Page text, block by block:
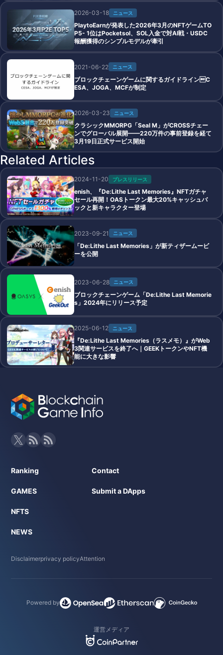
2026-03-18 ニュース
PlaytoEarnが発表した2026年3月のNFTゲームTO
P5- 1位はPocketsol、SOL入金で対AI戦・USDC
報酬獲得のシンプルモデルが牽引
2021-06-22 ニュース
ブロックチェーンゲームに関するガイドラインC
ESA、JOGA、MCFが制定
2026-03-23 ニュース
クラシックMMORPG「Seal M」がCROSSチェー
ンでグローバル展開——220万件の事前登録を経て
3月19日正式サービス開始
Related Articles
2024-11-20 プレスリリース
enish、『De:Lithe Last Memories』NFTガチャ
セール再開！OASトークン最大20%キャッシュバ
ックと新キャラクター登場
2023-09-21 ニュース
「De:Lithe Last Memories」が新ティザームービ
ーを公開
2023-06-28 ニュース
ブロックチェーンゲーム「De:Lithe Last Memorie
s」2024年にリリース予定
2025-06-12 ニュース
『De:Lithe Last Memories（ラスメモ）』がWeb
3関連サービスを終了へ｜GEEKトークンやNFT機
能に大きな影響
Ranking
GAMES
NFTS
NEWS
Contact
Submit a DApps
Disclaimerprivacy policyAttention
Powered by
運営メディア